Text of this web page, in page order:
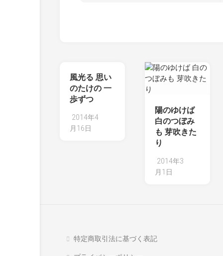
風光る 思い
のたけの 一
歩ずつ
2014年4
月16日
陽のゆけば
白のつぼみ
も 芽吹きた
り
2014年3
月1日
特定商取引法に基づく表記